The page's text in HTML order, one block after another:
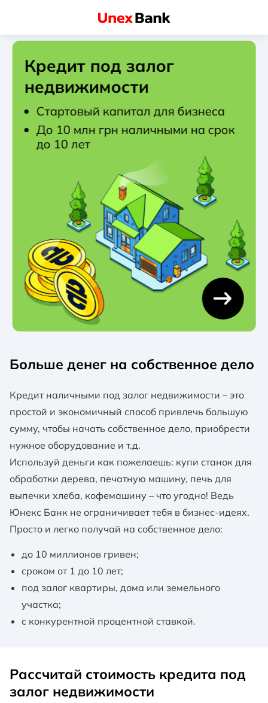
Кредит под залог
недвижимости
Стартовый капитал для бизнеса
До 10 млн грн наличными на срок
до 10 лет
Больше денег на собственное дело
Кредит наличными под залог недвижимости – это
простой и экономичный способ привлечь большую
сумму, чтобы начать собственное дело, приобрести
нужное оборудование и т.д.
Используй деньги как пожелаешь: купи станок для
обработки дерева, печатную машину, печь для
выпечки хлеба, кофемашину – что угодно! Ведь
Юнекс Банк не ограничивает тебя в бизнес-идеях.
Просто и легко получай на собственное дело:
до 10 миллионов гривен;
сроком от 1 до 10 лет;
под залог квартиры, дома или земельного
участка;
с конкурентной процентной ставкой.
Рассчитай стоимость кредита под
залог недвижимости